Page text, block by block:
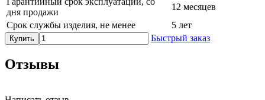
дня продажи
12 месяцев
Срок службы изделия, не менее
5 лет
Купить Быстрый заказ
Отзывы